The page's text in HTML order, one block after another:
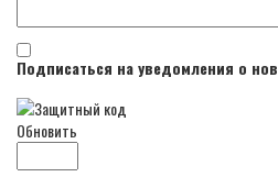
Подписаться на уведомления о
Обновить